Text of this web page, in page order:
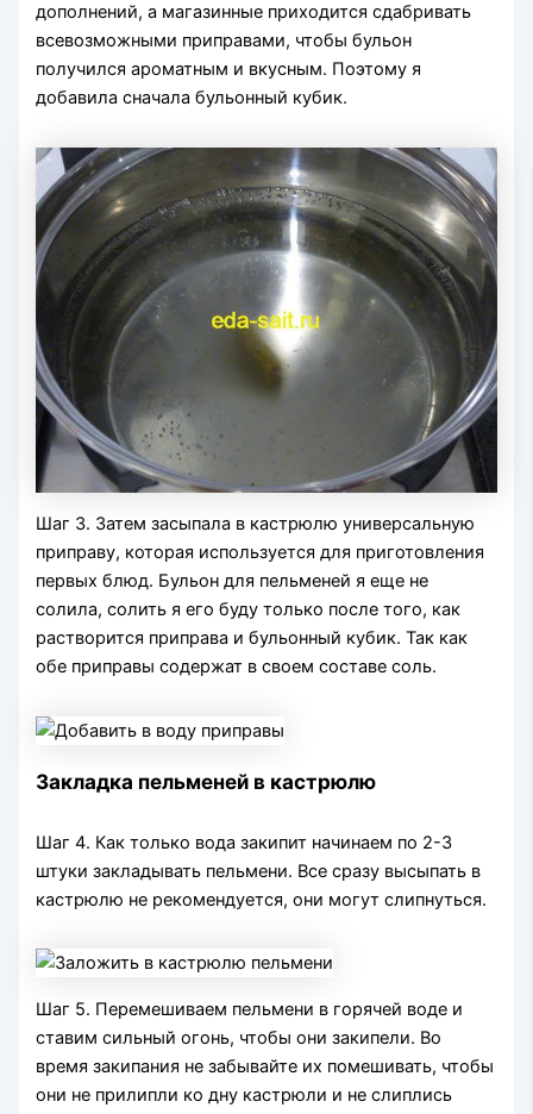
дополнений, а магазинные приходится сдабривать
всевозможными приправами, чтобы бульон
получился ароматным и вкусным. Поэтому я
добавила сначала бульонный кубик.
Шаг 3. Затем засыпала в кастрюлю универсальную
приправу, которая используется для приготовления
первых блюд. Бульон для пельменей я еще не
солила, солить я его буду только после того, как
растворится приправа и бульонный кубик. Так как
обе приправы содержат в своем составе соль.
Закладка пельменей в кастрюлю
Шаг 4. Как только вода закипит начинаем по 2-3
штуки закладывать пельмени. Все сразу высыпать в
кастрюлю не рекомендуется, они могут слипнуться.
Шаг 5. Перемешиваем пельмени в горячей воде и
ставим сильный огонь, чтобы они закипели. Во
время закипания не забывайте их помешивать, чтобы
они не прилипли ко дну кастрюли и не слиплись